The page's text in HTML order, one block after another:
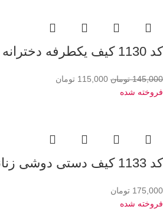
کد 1130 کیف یکطرفه دخترانه LV
145,000 تومان 115,000 تومان
فروخته شده
کد 1133 کیف دستی دوشی زنانه شنل جلو بافت
175,000 تومان
فروخته شده